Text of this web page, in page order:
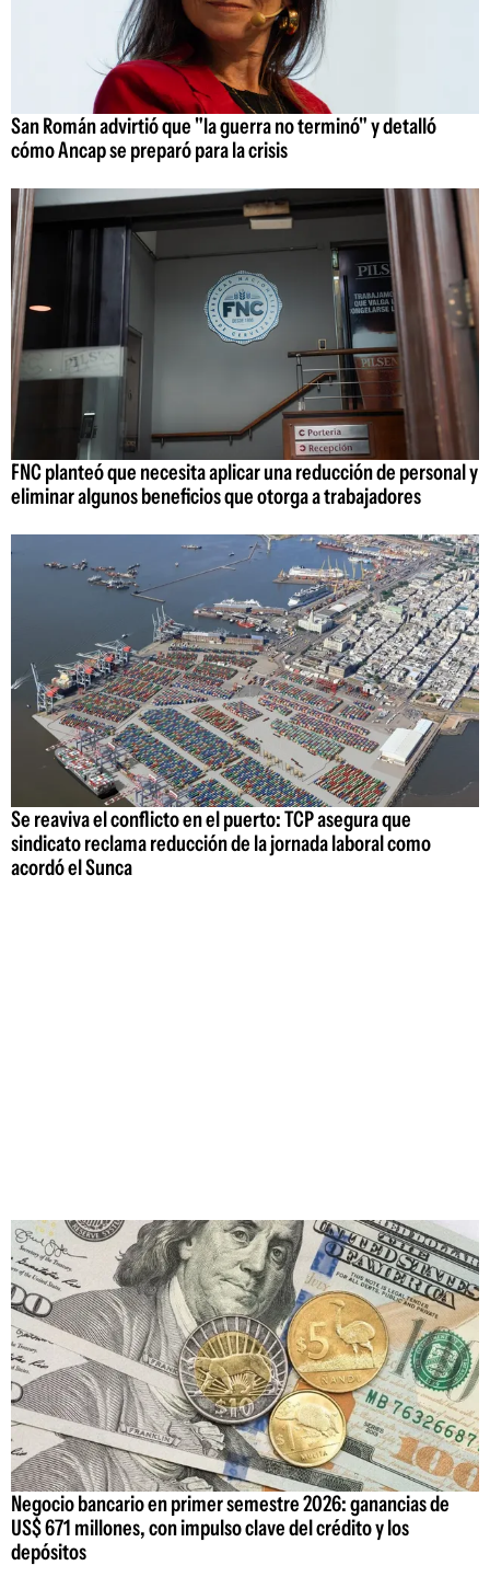
San Román advirtió que "la guerra no terminó" y detalló
cómo Ancap se preparó para la crisis
FNC planteó que necesita aplicar una reducción de personal y
eliminar algunos beneficios que otorga a trabajadores
Se reaviva el conflicto en el puerto: TCP asegura que
sindicato reclama reducción de la jornada laboral como
acordó el Sunca
Negocio bancario en primer semestre 2026: ganancias de
US$ 671 millones, con impulso clave del crédito y los
depósitos